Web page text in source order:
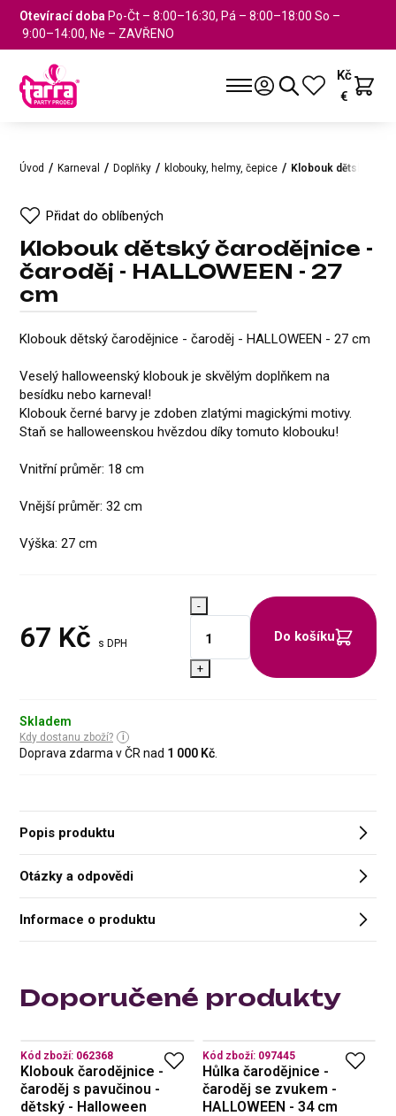
Otevírací doba Po-Čt – 8:00–16:30, Pá – 8:00–18:00 So –
9:00–14:00, Ne – ZAVŘENO
Kč
€
Úvod Karneval Doplňky klobouky, helmy, čepice Klobouk dětský
Přidat do oblíbených
Klobouk dětský čarodějnice -
čaroděj - HALLOWEEN - 27
cm
Klobouk dětský čarodějnice - čaroděj - HALLOWEEN - 27 cm
Veselý halloweenský klobouk je skvělým doplňkem na
besídku nebo karneval!
Klobouk černé barvy je zdoben zlatými magickými motivy.
Staň se halloweenskou hvězdou díky tomuto klobouku!
Vnitřní průměr: 18 cm
Vnější průměr: 32 cm
Výška: 27 cm
67 Kč s DPH
-
+
Do košíku
Skladem
Kdy dostanu zboží?
Doprava zdarma v ČR nad 1 000 Kč
Popis produktu
Otázky a odpovědi
Informace o produktu
Doporučené produkty
Kód zboží: 062368
Klobouk čarodějnice -
čaroděj s pavučinou -
dětský - Halloween
Kód zboží: 097445
Hůlka čarodějnice -
čaroděj se zvukem -
HALLOWEEN - 34 cm